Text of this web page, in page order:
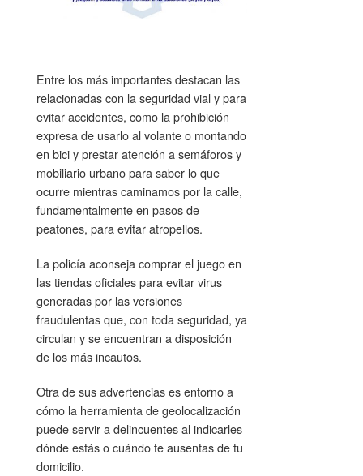
Entre los más importantes destacan las
relacionadas con la seguridad vial y para
evitar accidentes, como la prohibición
expresa de usarlo al volante o montando
en bici y prestar atención a semáforos y
mobiliario urbano para saber lo que
ocurre mientras caminamos por la calle,
fundamentalmente en pasos de
peatones, para evitar atropellos.
La policía aconseja comprar el juego en
las tiendas oficiales para evitar virus
generadas por las versiones
fraudulentas que, con toda seguridad, ya
circulan y se encuentran a disposición
de los más incautos.
Otra de sus advertencias es entorno a
cómo la herramienta de geolocalización
puede servir a delincuentes al indicarles
dónde estás o cuándo te ausentas de tu
domicilio.